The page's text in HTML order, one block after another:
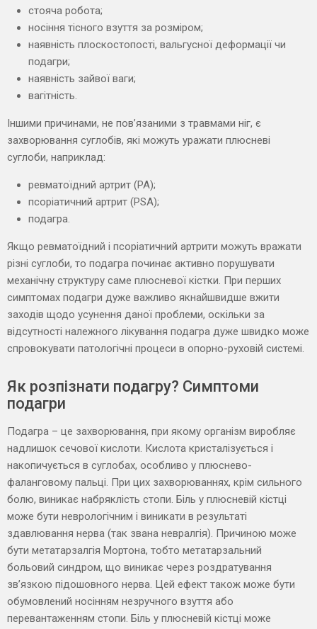
стояча робота;
носіння тісного взуття за розміром;
наявність плоскостопості, вальгусної деформації чи
подагри;
наявність зайвої ваги;
вагітність.
Іншими причинами, не пов’язаними з травмами ніг, є
захворювання суглобів, які можуть уражати плюсневі
суглоби, наприклад:
ревматоїдний артрит (РА);
псоріатичний артрит (PSA);
подагра.
Якщо ревматоїдний і псоріатичний артрити можуть вражати
різні суглоби, то подагра починає активно порушувати
механічну структуру саме плюсневої кістки. При перших
симптомах подагри дуже важливо якнайшвидше вжити
заходів щодо усунення даної проблеми, оскільки за
відсутності належного лікування подагра дуже швидко може
спровокувати патологічні процеси в опорно-руховій системі.
Як розпізнати подагру? Симптоми
подагри
Подагра – це захворювання, при якому організм виробляє
надлишок сечової кислоти. Кислота кристалізується і
накопичується в суглобах, особливо у плюснево-
фаланговому пальці. При цих захворюваннях, крім сильного
болю, виникає набряклість стопи. Біль у плюсневій кістці
може бути неврологічним і виникати в результаті
здавлювання нерва (так звана невралгія). Причиною може
бути метатарзалгія Мортона, тобто метатарзальний
больовий синдром, що виникає через роздратування
зв’язкою підошовного нерва. Цей ефект також може бути
обумовлений носінням незручного взуття або
перевантаженням стопи. Біль у плюсневій кістці може